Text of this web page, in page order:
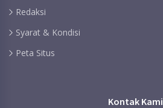
Redaksi
Syarat & Kondisi
Peta Situs
Kontak Kami